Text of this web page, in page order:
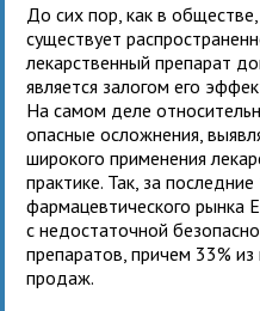
До сих пор, как в
существует
лекарственный препарат
является залогом его
На самом деле
опасные осложнения,
широкого применения
практике. Так, за
фармацевтического рынка
с недостаточной
препаратов, причем 33%
продаж.